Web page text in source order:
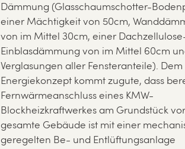
Dämmung (Glasschaumschotter-
einer Mächtigkeit von 50cm,
von im Mittel 30cm, einer
Einblasdämmung von im Mittel 60cm
Verglasungen aller Fensteranteile). Dem
Energiekonzept kommt zugute, dass
Fernwärmeanschluss eines KMW-
Blockheizkraftwerkes am Grundstück
gesamte Gebäude ist mit einer
geregelten Be- und Entlüftungsanlage